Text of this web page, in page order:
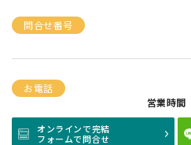
問合せ番号
お電話
営業時間
オンラインで完結
フォームで問合せ